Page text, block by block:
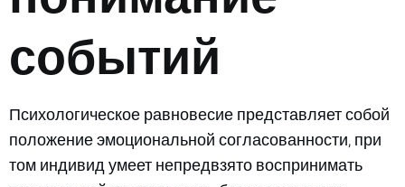
событий
Психологическое равновесие представляет собой
положение эмоциональной согласованности, при
том индивид умеет непредвзято воспринимать